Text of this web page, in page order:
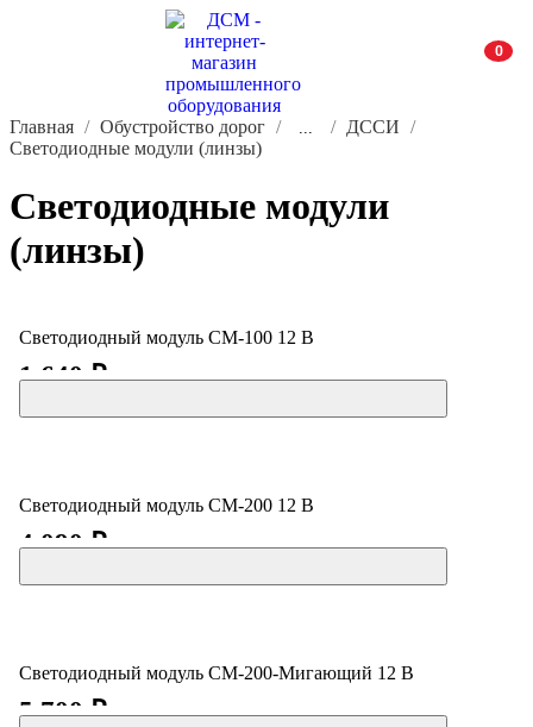
0
Главная Обустройство дорог ...
ДССИ
Светодиодные модули (линзы)
Светодиодные модули
(линзы)
Светодиодный модуль СМ-100 12 В
1 640 ₽
Светодиодный модуль СМ-200 12 В
4 090 ₽
Светодиодный модуль СМ-200-Мигающий 12 В
5 700 ₽